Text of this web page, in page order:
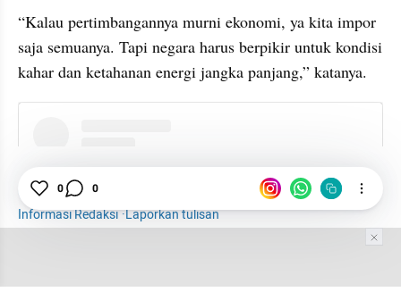
“Kalau pertimbangannya murni ekonomi, ya kita impor
saja semuanya. Tapi negara harus berpikir untuk kondisi
kahar dan ketahanan energi jangka panjang,” katanya.
Batu Bara
Informasi Redaksi·Laporkan tulisan
0 0